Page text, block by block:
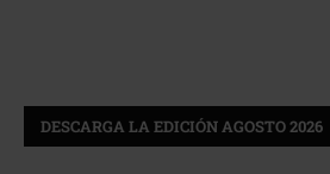
DESCARGA LA EDICIÓN AGOSTO 2026